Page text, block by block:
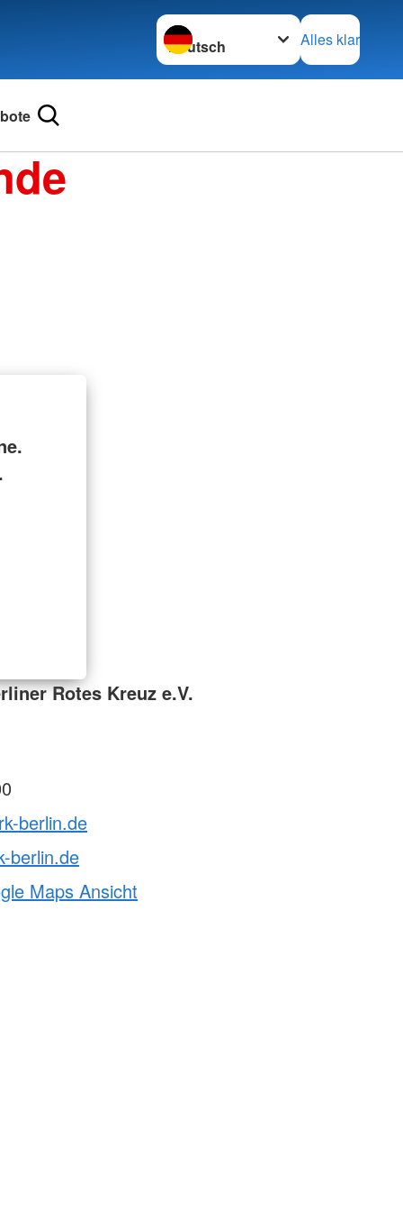
Sprache wechseln zu
Alles klar
Rotes Kreuz e.V.
berlin.de
berlin.de
Maps Ansicht